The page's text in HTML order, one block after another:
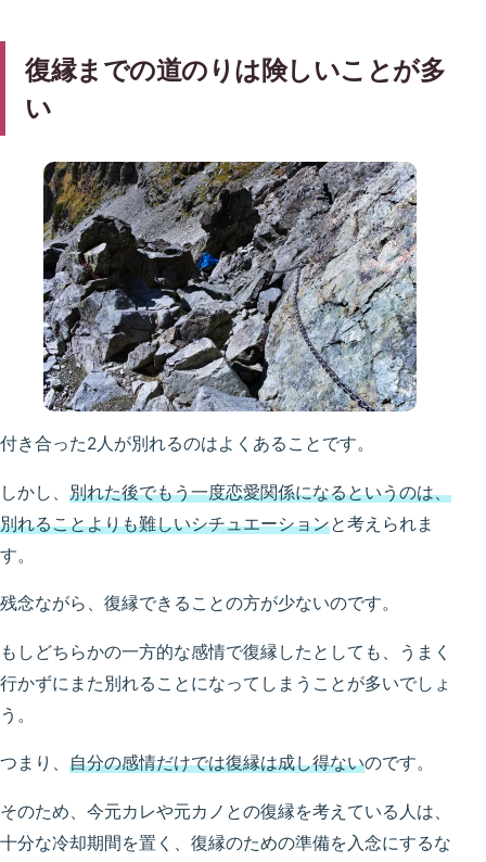
復縁までの道のりは険しいことが多
い
付き合った2人が別れるのはよくあることです。
しかし、 別れた後でもう一度恋愛関係になるというのは、
別れることよりも難しいシチュエーションと考えられま
す。
残念ながら、復縁できることの方が少ないのです。
もしどちらかの一方的な感情で復縁したとしても、うまく
行かずにまた別れることになってしまうことが多いでしょ
う。
つまり、 自分の感情だけでは復縁は成し得ないのです。
そのため、今元カレや元カノとの復縁を考えている人は、
十分な冷却期間を置く、復縁のための準備を入念にするな